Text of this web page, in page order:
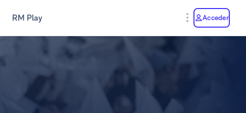
RM Play Acceder